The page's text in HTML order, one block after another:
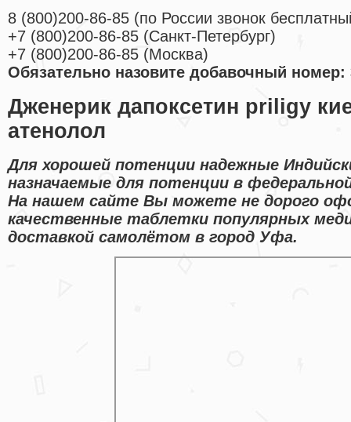
8 (800)200-86-85 (по России звонок
+7 (800)200-86-85 (Санкт-Петербург)
+7 (800)200-86-85 (Москва)
Обязательно назовите добавочный номер:
Дженерик дапоксетин priligy
атенолол
Для хорошей потенции надежные
назначаемые для потенции в
На нашем сайте Вы можете не дорого
качественные таблетки популярных
доставкой самолётом в город Уфа.